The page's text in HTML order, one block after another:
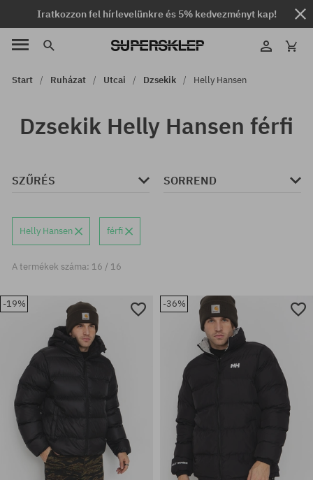
Iratkozzon fel hírlevelünkre és 5% kedvezményt kap!
Start Ruházat Utcai Dzsekik Helly Hansen
Dzsekik Helly Hansen férfi
SZŰRÉS SORREND
Helly Hansen férfi
A termékek száma: 16 / 16
-19% -36%